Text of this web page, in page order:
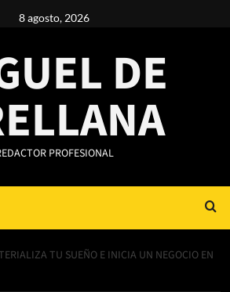
8 agosto, 2026
DE
PROFESIONAL
TU SUEÑO E INICIA UN NEGOCIO EN